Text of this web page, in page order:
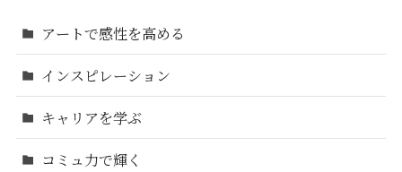
アートで感性を高める
インスピレーション
キャリアを学ぶ
コミュ力で輝く